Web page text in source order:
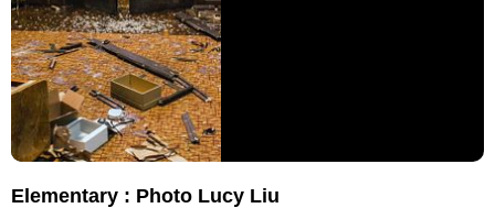
Elementary : Photo Lucy Liu